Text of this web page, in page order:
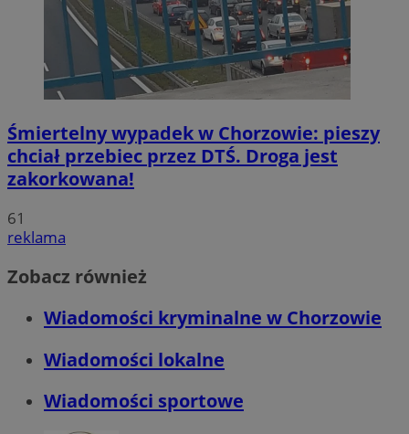
Śmiertelny wypadek w Chorzowie: pieszy
chciał przebiec przez DTŚ. Droga jest
zakorkowana!
61
reklama
Zobacz również
Wiadomości kryminalne w Chorzowie
Wiadomości lokalne
Wiadomości sportowe